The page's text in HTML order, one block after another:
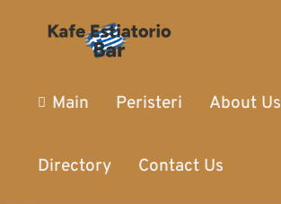
Main Peristeri About Us
Directory Contact Us